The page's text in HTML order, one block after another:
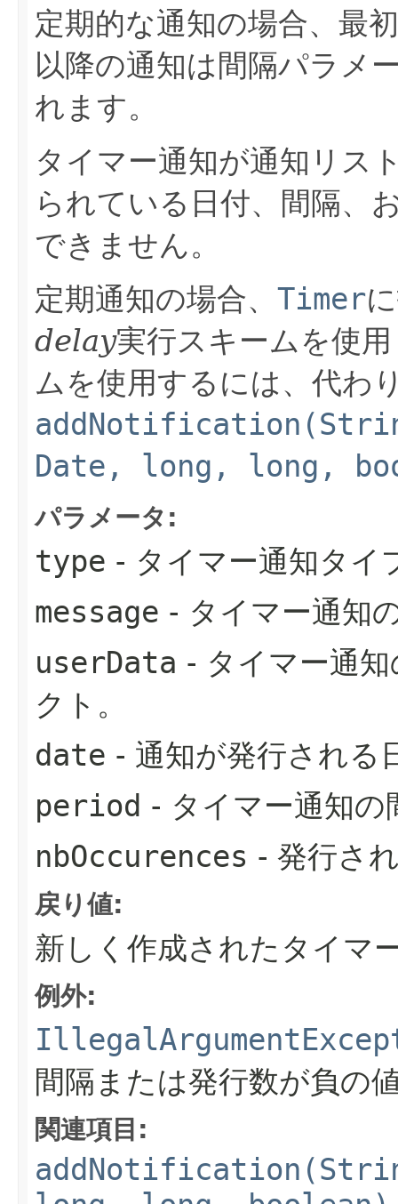
定期的な通知の場合、最
以降の通知は間隔パラメ
れます。
タイマー通知が通知リス
られている日付、間隔、
できません。
定期通知の場合、 Timer
delay実行スキームを使
ムを使用するには、代わ
Date, long, long,
パラメータ:
type - タイマー通知タイ
message - タイマー通知
userData - タイマー通
クト。
date - 通知が発行される
period - タイマー通知の
nbOccurences - 発行さ
戻り値:
新しく作成されたタイマ
例外:
間隔または発行数が負の
関連項目: